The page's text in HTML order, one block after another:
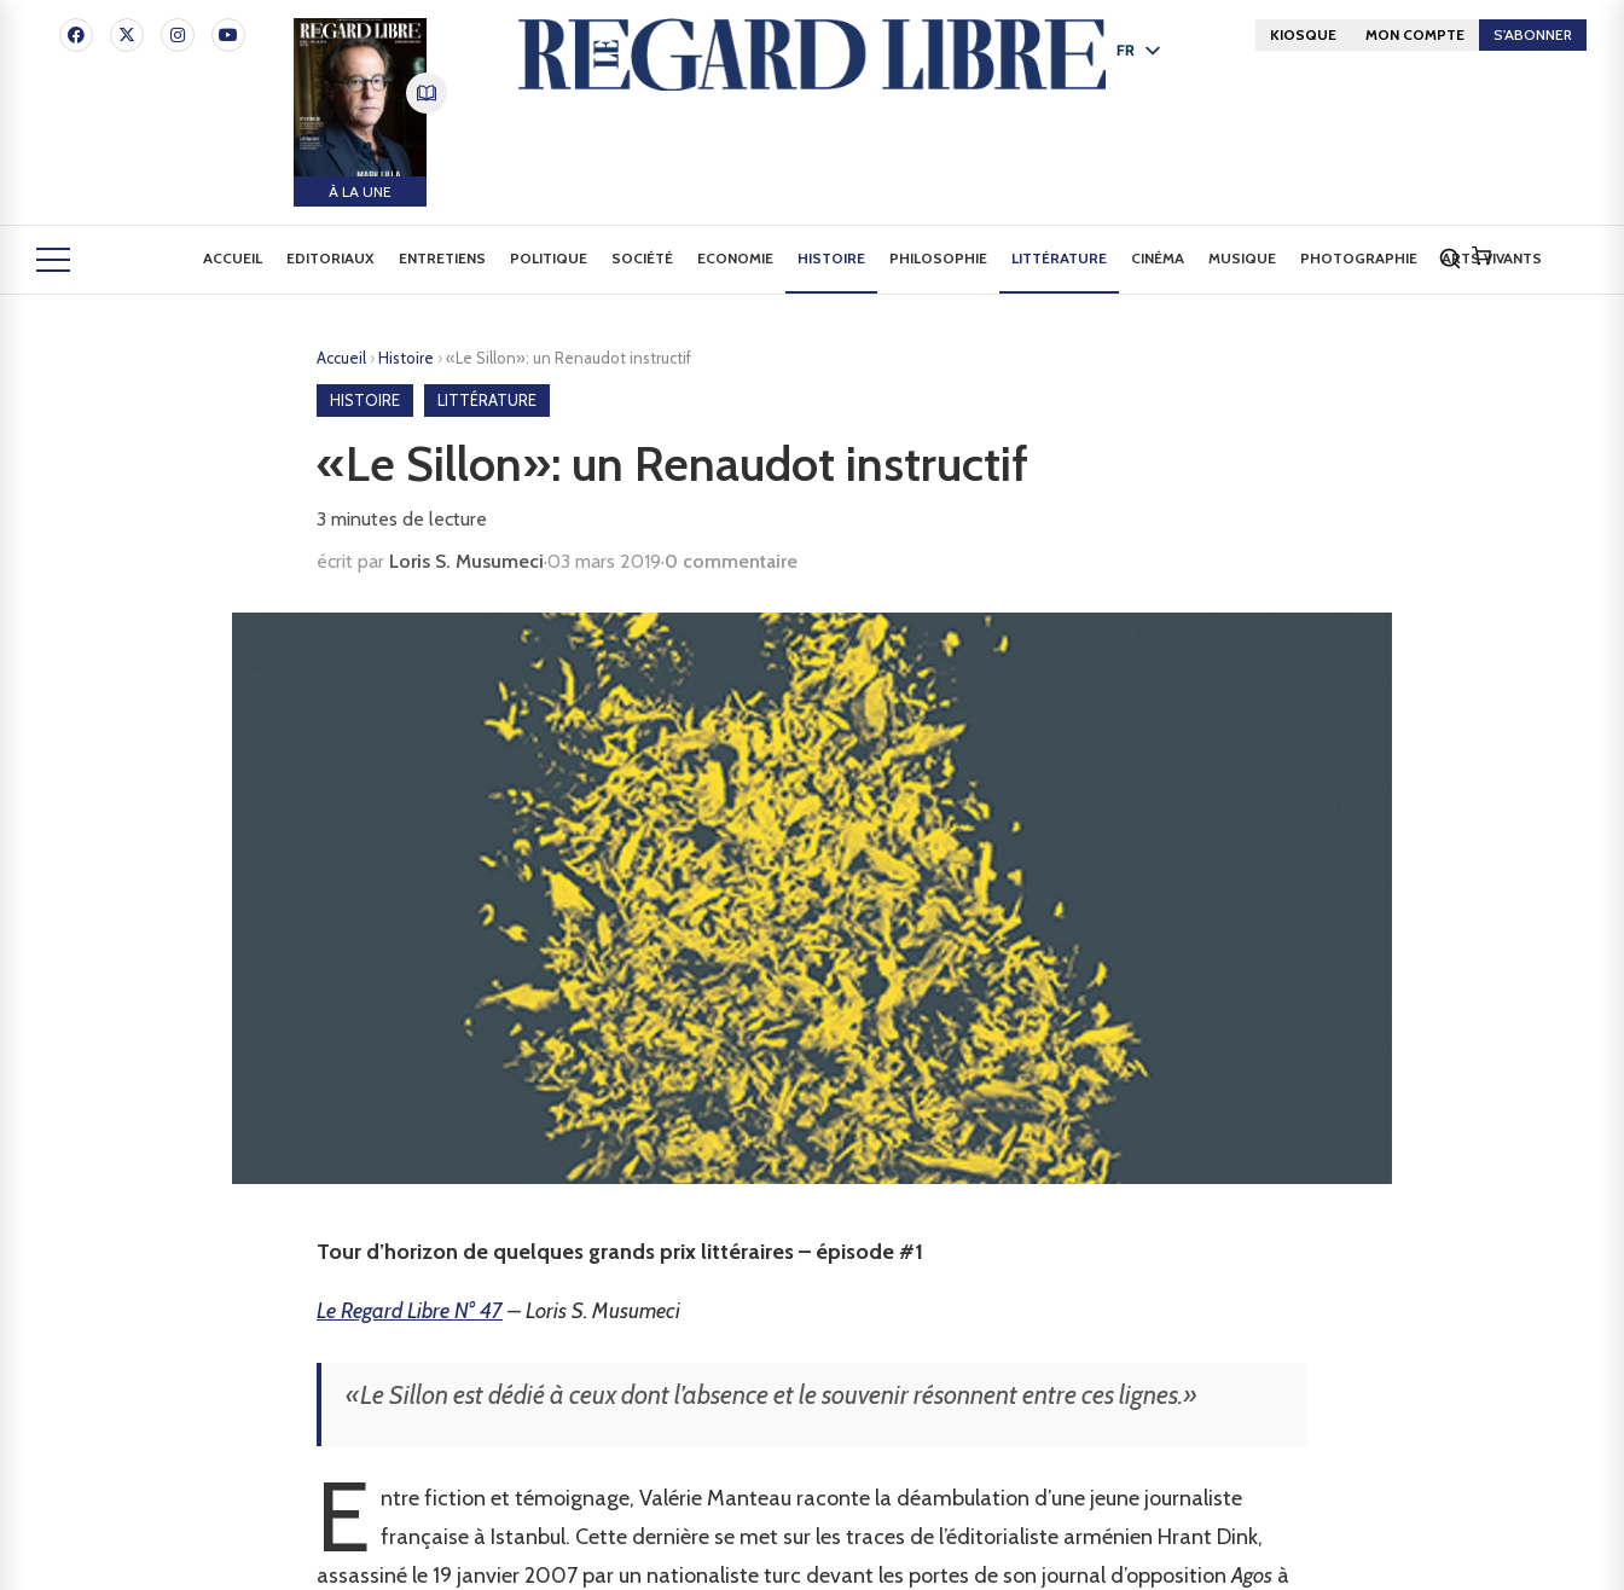
À LA UNE
FR
KIOSQUE MON COMPTE S'ABONNER
ACCUEIL EDITORIAUX ENTRETIENS POLITIQUE SOCIÉTÉ ECONOMIE HISTOIRE PHILOSOPHIE LITTÉRATURE CINÉMA MUSIQUE PHOTOGRAPHIE ARTS VIVANTS
Accueil ›Histoire ›«Le Sillon»: un Renaudot instructif
HISTOIRE LITTÉRATURE
«Le Sillon»: un Renaudot instructif
3 minutes de lecture
écrit par Loris S. Musumeci·03 mars 2019·0 commentaire
Tour d’horizon de quelques grands prix littéraires – épisode #1
Le Regard Libre N° 47– Loris S. Musumeci
«Le Sillonest dédié à ceux dont l’absence et le souvenir résonnent entre ces lignes.»
E ntre fiction et témoignage, Valérie Manteau raconte la déambulation d’une jeune journaliste
française à Istanbul. Cette dernière se met sur les traces de l’éditorialiste arménien Hrant Dink,
assassiné le 19 janvier 2007 par un nationaliste turc devant les portes de son journal d’oppositionAgos à